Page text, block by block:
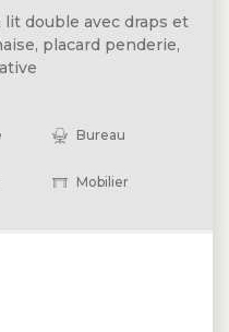
double avec draps et
placard penderie,
Bureau
Mobilier